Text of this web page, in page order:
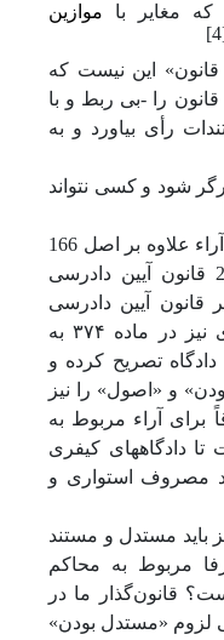
که مغایر با
موازین
قانون» این نیست که
را -بی ربط و با
رأی بیاورد و به
شود و کسی نتواند
4- الزام به مستدل و مستند بودن آراء علاوه بر اصل 166
قانون اساسی در بند 4 ماده 296 قانون آیین دادرسی
قانون آیین دادرسی
مدنی، قانون آیین دادرسی کیفری نیز در ماده ۳۷۴ به
تصریح کرده و
و «اصول» را نیز
برای آراء مربوط به
دادگاههای کیفری
مصروف استواری و
باید مستدل و مستند
مربوط به محاکم
قانون‌گذار ما در
لزوم «مستدل بودن»